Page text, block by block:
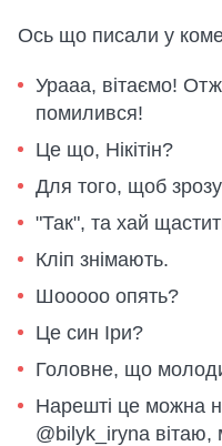
Ось що писали у
Урааа, вітаємо!
помилився!
Це що, Нікітін?
Для того, щоб
"Так", та хай
Кліп знімають.
Шооооо опять?
Це син Іри?
Головне, що
Нарешті це можна
@bilyk_iryna